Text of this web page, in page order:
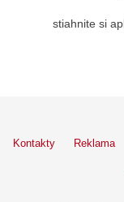
stiahnite si
Kontakty Reklama